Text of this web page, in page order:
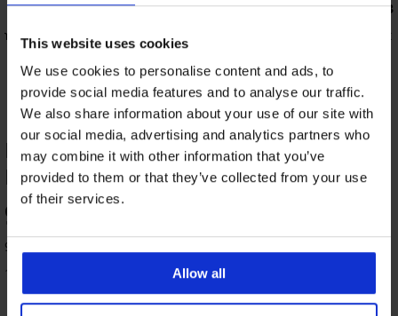
This website uses cookies
We use cookies to personalise content and ads, to
provide social media features and to analyse our traffic.
We also share information about your use of our site with
our social media, advertising and analytics partners who
may combine it with other information that you’ve
provided to them or that they’ve collected from your use
of their services.
Allow all
4,8
bugyi
4,3
Anastasia klasszikus női alsó, magasított
9 090 Ft
54,74,4
HW
4,9
Blael
4,6
5
BESTSELLER
5
alakformáló,
4,6
karcsúsító
BESTSELLER
4,3
Ela alakformáló női alsó TERMÉK
ÉRTÉKELÉSE
97
9 vásárló értékelte a terméket
100% vásárló ajánlja a terméket